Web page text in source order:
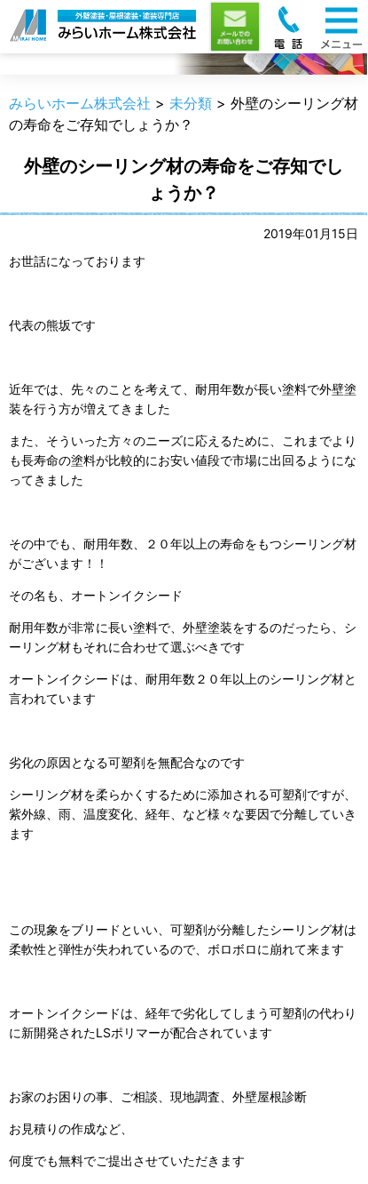
職人のうんちく
みらいホーム株式会社 > 未分類 > 外壁のシーリング材
の寿命をご存知でしょうか？
外壁のシーリング材の寿命をご存知でし
ょうか？
2019年01月15日
お世話になっております
代表の熊坂です
近年では、先々のことを考えて、耐用年数が長い塗料で外壁塗
装を行う方が増えてきました
また、そういった方々のニーズに応えるために、これまでより
も長寿命の塗料が比較的にお安い値段で市場に出回るようにな
ってきました
その中でも、耐用年数、２０年以上の寿命をもつシーリング材
がございます！！
その名も、オートンイクシード
耐用年数が非常に長い塗料で、外壁塗装をするのだったら、シ
ーリング材もそれに合わせて選ぶべきです
オートンイクシードは、耐用年数２０年以上のシーリング材と
言われています
劣化の原因となる可塑剤を無配合なのです
シーリング材を柔らかくするために添加される可塑剤ですが、
紫外線、雨、温度変化、経年、など様々な要因で分離していき
ます
この現象をブリードといい、可塑剤が分離したシーリング材は
柔軟性と弾性が失われているので、ボロボロに崩れて来ます
オートンイクシードは、経年で劣化してしまう可塑剤の代わり
に新開発されたLSポリマーが配合されています
お家のお困りの事、ご相談、現地調査、外壁屋根診断
お見積りの作成など、
何度でも無料でご提出させていただきます